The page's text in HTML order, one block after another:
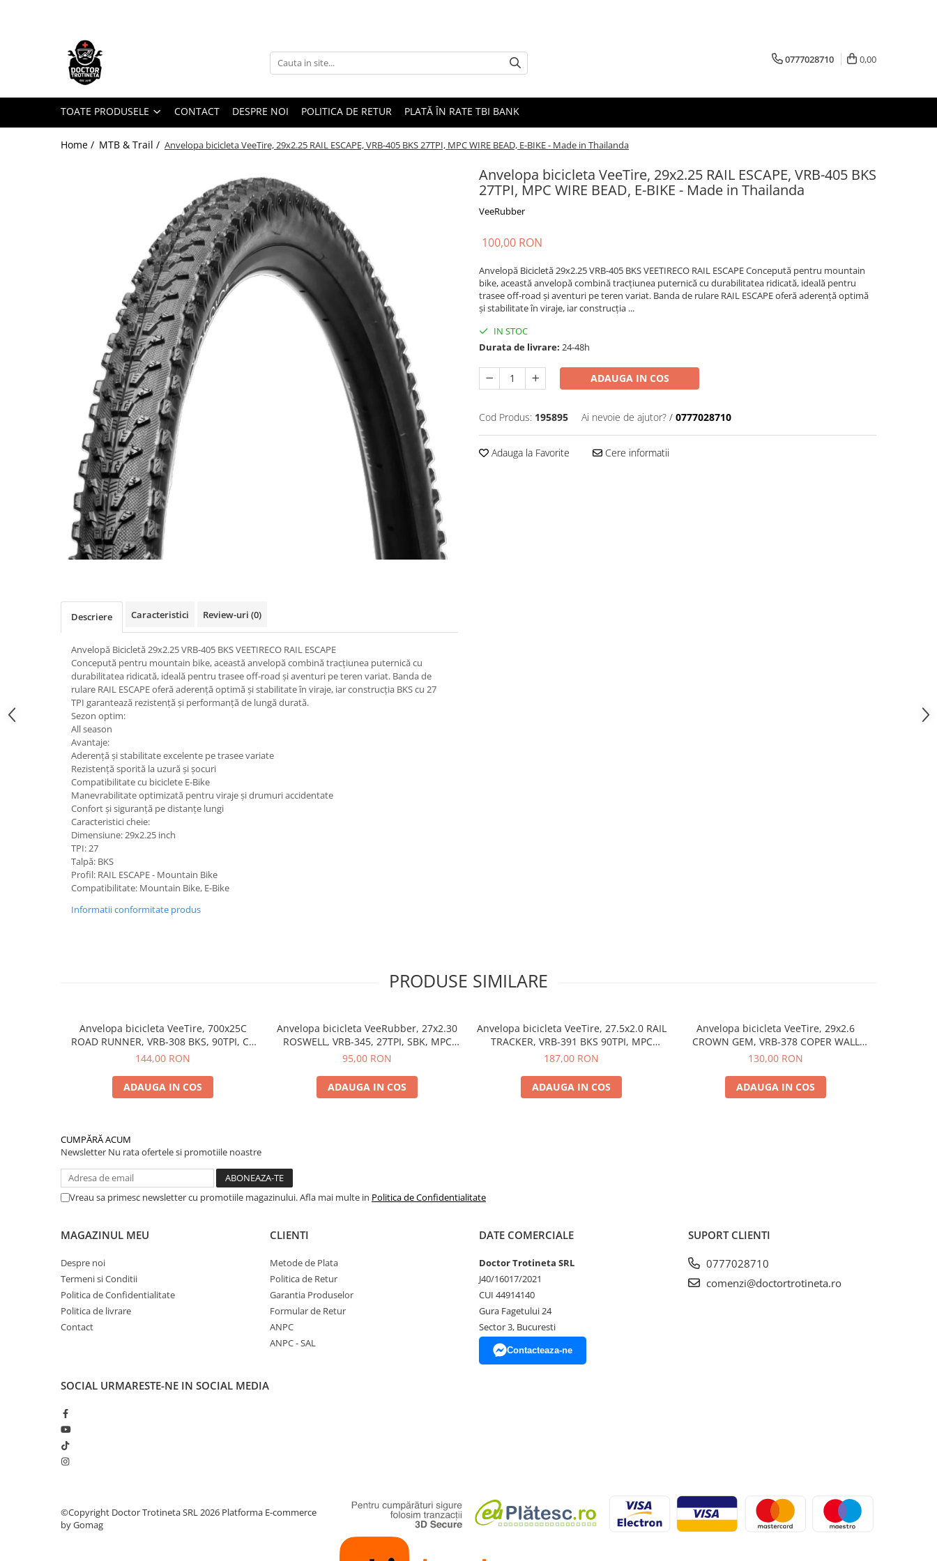
Toate Produsele
Piese de schimb
https://www.doctortrotineta.ro/electrica
Acceleratie
https://www.doctortrotineta.ro/frane
https://www.doctortrotineta.ro/lumini
https://www.doctortrotineta.ro/cadru
Aparatori (aripi)
Cricuri trotineta
https://www.doctortrotineta.ro/cauciucuri-
https://www.doctortrotineta.ro/cauciucuri-
cauciucuri-bicicleta
Camere bicicleta
Cauciuc tubeless cu GEL antipană
Trotinete electrice
Biciclete Electrice
Anvelope moto
Camere moto
Anvelope ATV
Cauciucuri bicicleta
Anvelope și Camere Utilaje
https://www.doctortrotineta.ro/plata-
0777028710 0,00
TOATE PRODUSELE CONTACT DESPRE NOI POLITICA DE RETUR PLATĂ ÎN RATE TBI BANK
Home / MTB & Trail / Anvelopa bicicleta VeeTire, 29x2.25 RAIL ESCAPE, VRB-405 BKS 27TPI, MPC WIRE BEAD, E-BIKE - Made in Thailanda
Anvelopa bicicleta VeeTire, 29x2.25 RAIL ESCAPE, VRB-405 BKS
27TPI, MPC WIRE BEAD, E-BIKE - Made in Thailanda
VeeRubber
100,00 RON
Anvelopă Bicicletă 29x2.25 VRB-405 BKS VEETIRECO RAIL ESCAPE Concepută pentru mountain
bike, această anvelopă combină tracțiunea puternică cu durabilitatea ridicată, ideală pentru
trasee off-road și aventuri pe teren variat. Banda de rulare RAIL ESCAPE oferă aderență optimă
și stabilitate în viraje, iar construcția ...
IN STOC
Durata de livrare: 24-48h
ADAUGA IN COS
Cod Produs: 195895 Ai nevoie de ajutor? / 0777028710
Adauga la Favorite Cere informatii
Descriere Caracteristici Review-uri (0)
Anvelopă Bicicletă 29x2.25 VRB-405 BKS VEETIRECO RAIL ESCAPE
Concepută pentru mountain bike, această anvelopă combină tracțiunea puternică cu
durabilitatea ridicată, ideală pentru trasee off-road și aventuri pe teren variat. Banda de
rulare RAIL ESCAPE oferă aderență optimă și stabilitate în viraje, iar construcția BKS cu 27
TPI garantează rezistență și performanță de lungă durată.
Sezon optim:
All season
Avantaje:
Aderență și stabilitate excelente pe trasee variate
Rezistență sporită la uzură și șocuri
Compatibilitate cu biciclete E-Bike
Manevrabilitate optimizată pentru viraje și drumuri accidentate
Confort și siguranță pe distanțe lungi
Caracteristici cheie:
Dimensiune: 29x2.25 inch
TPI: 27
Talpă: BKS
Profil: RAIL ESCAPE - Mountain Bike
Compatibilitate: Mountain Bike, E-Bike
Informatii conformitate produs
PRODUSE SIMILARE
Anvelopa bicicleta VeeTire, 700x25C
ROAD RUNNER, VRB-308 BKS, 90TPI, CC
FOLDABLE - Made in Thailanda
144,00 RON
ADAUGA IN COS
Anvelopa bicicleta VeeRubber, 27x2.30
ROSWELL, VRB-345, 27TPI, SBK, MPC
WIRE BEAD - Made in Thailanda
95,00 RON
ADAUGA IN COS
Anvelopa bicicleta VeeTire, 27.5x2.0 RAIL
TRACKER, VRB-391 BKS 90TPI, MPC
FOLDABLE TLR, E-BIKE - Made in
187,00 RON
ADAUGA IN COS
Anvelopa bicicleta VeeTire, 29x2.6
CROWN GEM, VRB-378 COPER WALL
27TPI, MPC WIRE BEAD, E-BIKE - Made in
130,00 RON
ADAUGA IN COS
CUMPĂRĂ ACUM
Newsletter Nu rata ofertele si promotiile noastre
Vreau sa primesc newsletter cu promotiile magazinului. Afla mai multe in Politica de Confidentialitate
MAGAZINUL MEU
Despre noi
Termeni si Conditii
Politica de Confidentialitate
Politica de livrare
Contact
CLIENTI
Metode de Plata
Politica de Retur
Garantia Produselor
Formular de Retur
ANPC
ANPC - SAL
DATE COMERCIALE
Doctor Trotineta SRL
J40/16017/2021
CUI 44914140
Gura Fagetului 24
Sector 3, Bucuresti
Contacteaza-ne
SUPORT CLIENTI
0777028710
comenzi@doctortrotineta.ro
SOCIAL URMARESTE-NE IN SOCIAL MEDIA
©Copyright Doctor Trotineta SRL 2026 Platforma E-commerce
by Gomag